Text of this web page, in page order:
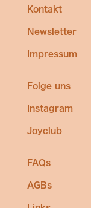
Kontakt
Newsletter
Impressum
Folge uns
Instagram
Joyclub
FAQs
AGBs